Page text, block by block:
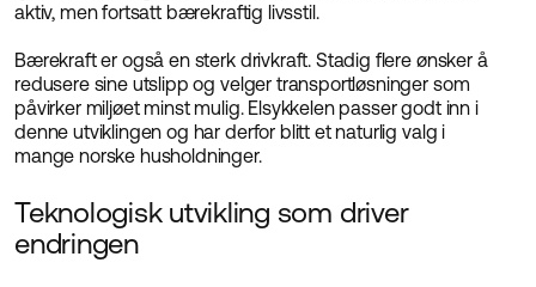
aktiv, men fortsatt bærekraftig livsstil.
Bærekraft er også en sterk drivkraft. Stadig flere ønsker å
redusere sine utslipp og velger transportløsninger som
påvirker miljøet minst mulig. Elsykkelen passer godt inn i
denne utviklingen og har derfor blitt et naturlig valg i
mange norske husholdninger.
Teknologisk utvikling som driver
endringen